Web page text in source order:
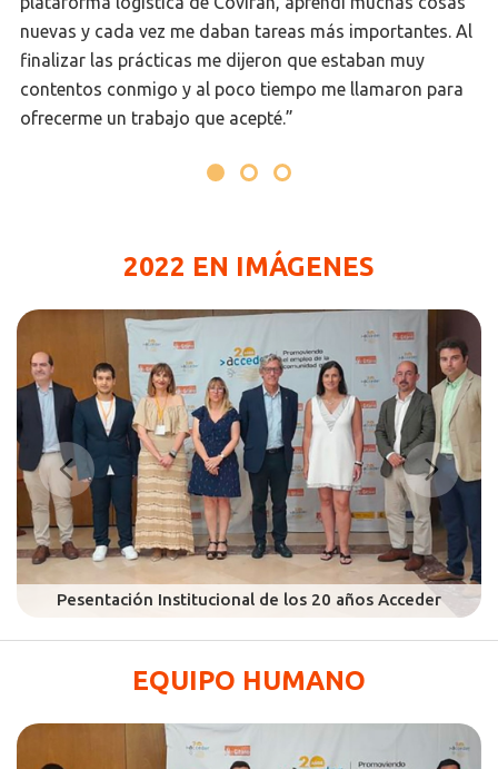
nuevas y cada vez me daban tareas más importantes. Al
finalizar las prácticas me dijeron que estaban muy
contentos conmigo y al poco tiempo me llamaron para
ofrecerme un trabajo que acepté.”
2022 EN IMÁGENES
EQUIPO HUMANO